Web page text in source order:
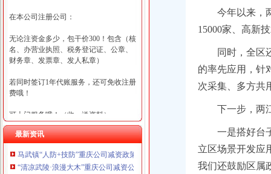
在本公司注册公司：
无论注资金多少，包干价300！包含（核
名、办营业执照、税务登记证、公章、
财务章、发票章、发人私章）
若同时签订1年代账服务，还可免收注册
费哦！
可上门服务哦！（收、送资料）
可加急服务哦！（最快可1工作日）
可代理开银行账户！（我们有长期合作
的银行，可免银行年费用）
最新资讯
马武镇“人防+技防”重庆公司减资政策齐发力守住汛期安全底线
“清凉武陵·浪漫大木”重庆公司减资公告杯中老年气排球邀请赛圆满落幕
今年以来，
15000家、高新
同时，全区
的率先应用，针
次采集、多方共
下一步，两
一是搭好台
立区场景开发应
我们还鼓励区属